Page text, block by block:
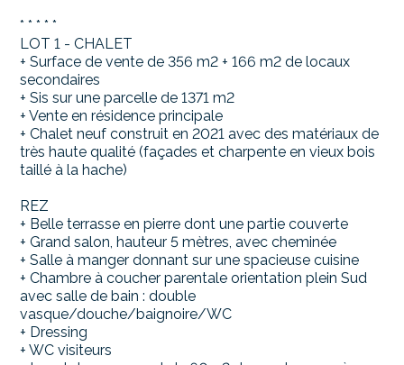
* * * * *
LOT 1 - CHALET
+ Surface de vente de 356 m2 + 166 m2 de locaux
secondaires
+ Sis sur une parcelle de 1371 m2
+ Vente en résidence principale
+ Chalet neuf construit en 2021 avec des matériaux de
très haute qualité (façades et charpente en vieux bois
taillé à la hache)
REZ
+ Belle terrasse en pierre dont une partie couverte
+ Grand salon, hauteur 5 mètres, avec cheminée
+ Salle à manger donnant sur une spacieuse cuisine
+ Chambre à coucher parentale orientation plein Sud
avec salle de bain : double
vasque/douche/baignoire/WC
+ Dressing
+ WC visiteurs